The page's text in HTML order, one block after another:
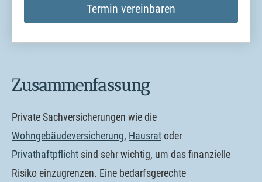
Termin ver­ein­baren
Zusammenfassung
Private Sachversicherungen wie die
Wohngebäudeversicherung, Hausratoder
Privathaftpflicht sind sehr wichtig, um das finanzielle
Risiko einzugrenzen. Eine bedarfsgerechte